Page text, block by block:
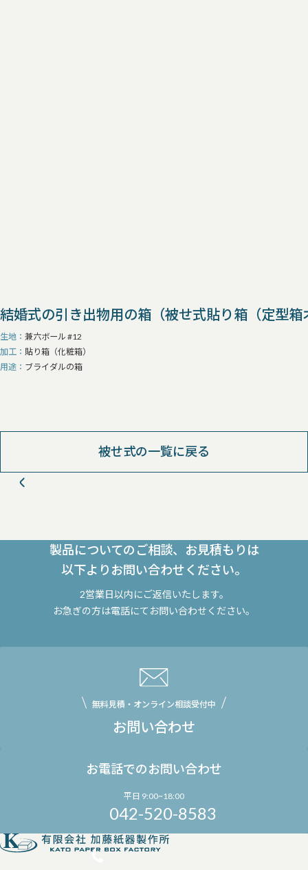
結婚式の引き出物用の箱（被せ式貼り箱（定型
生地
兼六ボール #12
加工
貼り箱（化粧箱）
用途
ブライダルの箱
被せ式の一覧に戻る
製品についてのご相談、お見積もりは
以下よりお問い合わせください。
2営業日以内にご返信いたします。
お急ぎの方は電話にてお問い合わせください。
無料見積・オンライン相談受付中
お問い合わせ
お電話でのお問い合わせ
平日 9:00~18:00
042-520-8583